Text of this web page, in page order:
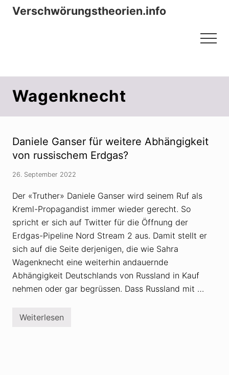
Menu
Zum
ZurVerschwörungstheorien.info
Menu
Wagenknecht
Daniele Ganser für weitere Abhängigkeit
von russischem Erdgas?
26. September 2022
Der «Truther» Daniele Ganser wird seinem Ruf als
Kreml-Propagandist immer wieder gerecht. So
spricht er sich auf Twitter für die Öffnung der
Erdgas-Pipeline Nord Stream 2 aus. Damit stellt er
sich auf die Seite derjenigen, die wie Sahra
Wagenknecht eine weiterhin andauernde
Abhängigkeit Deutschlands von Russland in Kauf
nehmen oder gar begrüssen. Dass Russland mit …
D
Weiterlesen